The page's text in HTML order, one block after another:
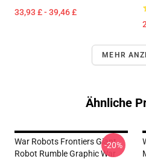
33,93 £ - 39,46 £
MEHR
Ähnliche
War Robots Frontiers Giant
Robot Rumble Graphic War
-20%